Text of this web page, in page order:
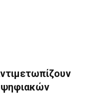
ψηφιακών